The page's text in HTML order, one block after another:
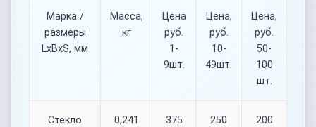
Марка /
размеры
LхBхS, мм
Масса,
кг
Цена
руб.
1-
9шт.
Цена,
руб.
10-
49шт.
Цена,
руб.
50-
100
шт.
Стекло
0,241 375 250 200